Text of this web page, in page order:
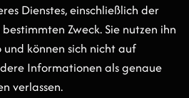
Dienstes, einschließlich der
Zweck. Sie nutzen ihn
und können sich nicht auf
Informationen als genaue
verlassen.